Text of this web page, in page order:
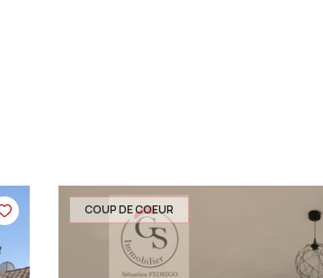
COUP DE COEUR